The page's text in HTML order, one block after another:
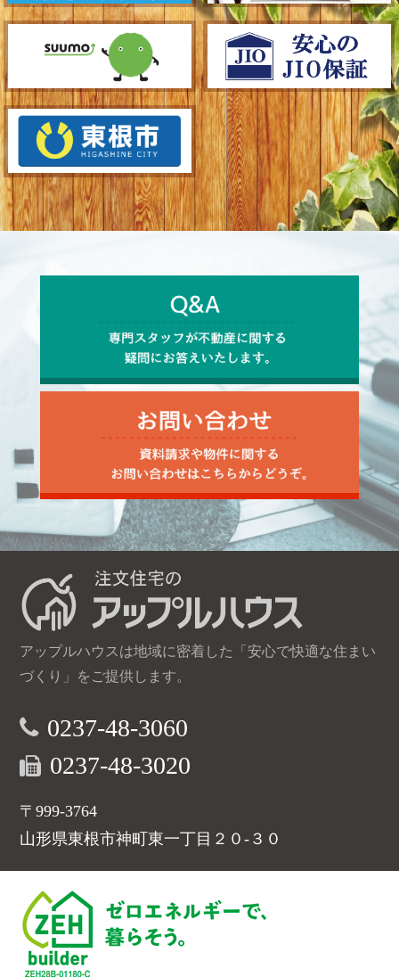
アップルハウスは地域に密着した「安心で快適な住まい
づくり」をご提供します。
0237-48-3060
0237-48-3020
〒999-3764
山形県東根市神町東一丁目２０-３０